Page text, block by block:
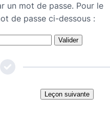
un mot de passe. Pour le
de passe ci-dessous :
Leçon suivante